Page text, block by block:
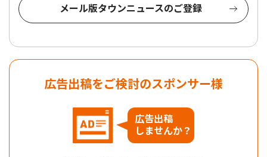
メール版タウンニュースのご登録
広告出稿をご検討のスポンサー様
広告出稿
しませんか？